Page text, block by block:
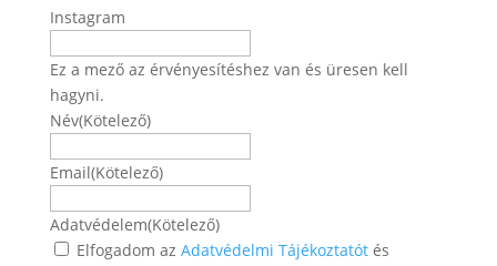
Instagram
Ez a mező az érvényesítéshez van és üresen kell
hagyni.
Név(Kötelező)
Email(Kötelező)
Adatvédelem(Kötelező)
Elfogadom az Adatvédelmi Tájékoztatótés